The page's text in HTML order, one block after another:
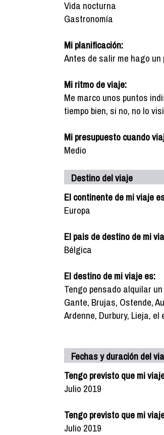
Vida nocturna
Gastronomía
Mi planificación:
Antes de salir me hago
Mi ritmo de viaje:
Me marco unos puntos
tiempo bien, si no, no lo
Mi presupuesto cuando
Medio
Destino del viaje
El continente de mi viaje
Europa
El pais de destino de mi
Bélgica
El destino de mi viaje es:
Tengo pensado alquilar
Gante, Brujas, Ostende,
Ardenne, Durbury, Lieja,
Fechas y duración del
Tengo previsto que mi
Julio 2019
Tengo previsto que mi
Julio 2019